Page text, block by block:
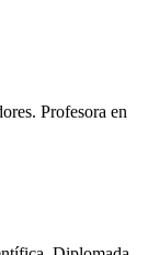
Profesora en